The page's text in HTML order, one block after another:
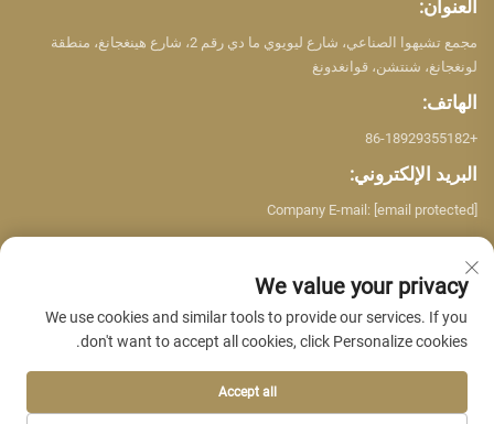
العنوان:
مجمع تشيهوا الصناعي، شارع ليويوي ما دي رقم 2، شارع هينغجانغ، منطقة
لونغجانغ، شنتشن، قوانغدونغ
الهاتف:
+86-18929355182
البريد الإلكتروني:
Company E-mail: [email protected]
سياسة الخصوصية
We value your privacy
We use cookies and similar tools to provide our services. If you
don't want to accept all cookies, click Personalize cookies.
Accept all